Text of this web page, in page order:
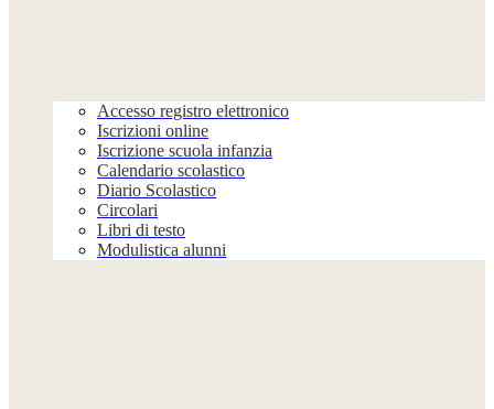
Accesso registro elettronico
Iscrizioni online
Iscrizione scuola infanzia
Calendario scolastico
Diario Scolastico
Circolari
Libri di testo
Modulistica alunni